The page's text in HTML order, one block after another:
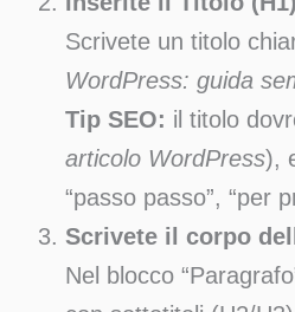
Scrivete un titolo
WordPress: guida
Tip SEO: il titolo
articolo WordPress),
“passo passo”, “per
Scrivete il corpo
Nel blocco